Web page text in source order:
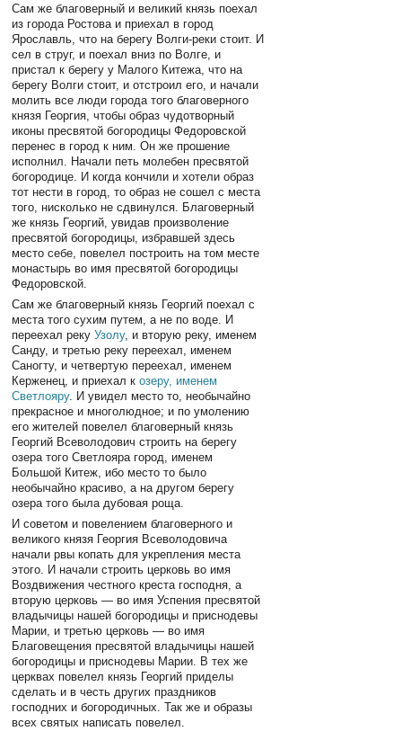
Сам же благоверный и великий князь поехал
из города Ростова и приехал в город
Ярославль, что на берегу Волги-реки стоит. И
сел в струг, и поехал вниз по Волге, и
пристал к берегу у Малого Китежа, что на
берегу Волги стоит, и отстроил его, и начали
молить все люди города того благоверного
князя Георгия, чтобы образ чудотворный
иконы пресвятой богородицы Федоровской
перенес в город к ним. Он же прошение
исполнил. Начали петь молебен пресвятой
богородице. И когда кончили и хотели образ
тот нести в город, то образ не сошел с места
того, нисколько не сдвинулся. Благоверный
же князь Георгий, увидав произволение
пресвятой богородицы, избравшей здесь
место себе, повелел построить на том месте
монастырь во имя пресвятой богородицы
Федоровской.
Сам же благоверный князь Георгий поехал с
места того сухим путем, а не по воде. И
переехал рекуУзолу, и вторую реку, именем
Санду, и третью реку переехал, именем
Саногту, и четвертую переехал, именем
Керженец, и приехал козеру, именем
Светлояру. И увидел место то, необычайно
прекрасное и многолюдное; и по умолению
его жителей повелел благоверный князь
Георгий Всеволодович строить на берегу
озера того Светлояра город, именем
Большой Китеж, ибо место то было
необычайно красиво, а на другом берегу
озера того была дубовая роща.
И советом и повелением благоверного и
великого князя Георгия Всеволодовича
начали рвы копать для укрепления места
этого. И начали строить церковь во имя
Воздвижения честного креста господня, а
вторую церковь — во имя Успения пресвятой
владычицы нашей богородицы и приснодевы
Марии, и третью церковь — во имя
Благовещения пресвятой владычицы нашей
богородицы и приснодевы Марии. В тех же
церквах повелел князь Георгий приделы
сделать и в честь других праздников
господних и богородичных. Так же и образы
всех святых написать повелел.